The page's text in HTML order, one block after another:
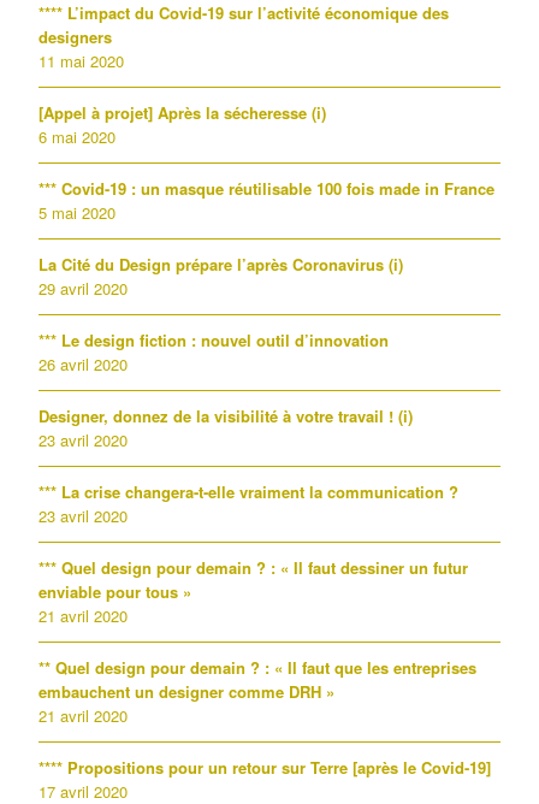
**** L’impact du Covid-19 sur l’activité économique des
designers
11 mai 2020
[Appel à projet] Après la sécheresse (i)
6 mai 2020
*** Covid-19 : un masque réutilisable 100 fois made in France
5 mai 2020
La Cité du Design prépare l’après Coronavirus (i)
29 avril 2020
*** Le design fiction : nouvel outil d’innovation
26 avril 2020
Designer, donnez de la visibilité à votre travail ! (i)
23 avril 2020
*** La crise changera-t-elle vraiment la communication ?
23 avril 2020
*** Quel design pour demain ? : « Il faut dessiner un futur
enviable pour tous »
21 avril 2020
** Quel design pour demain ? : « Il faut que les entreprises
embauchent un designer comme DRH »
21 avril 2020
**** Propositions pour un retour sur Terre [après le Covid-19]
17 avril 2020